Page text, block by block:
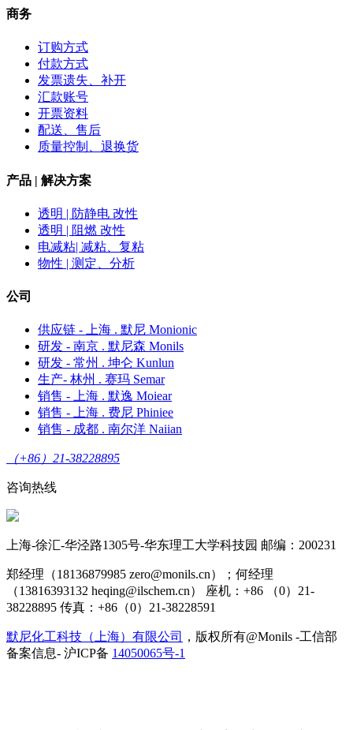
商务
订购方式
付款方式
发票遗失、补开
汇款账号
开票资料
配送、售后
质量控制、退换货
产品 | 解决方案
透明 | 防静电 改性
透明 | 阻燃 改性
电减粘| 减粘、复粘
物性 | 测定、分析
公司
供应链 - 上海 . 默尼 Monionic
研发 - 南京 . 默尼森 Monils
研发 - 常州 . 坤仑 Kunlun
生产- 林州 . 赛玛 Semar
销售 - 上海 . 默逸 Moiear
销售 - 上海 . 费尼 Phiniee
销售 - 成都 . 南尔洋 Naiian
（+86）21-38228895
咨询热线
上海-徐汇-华泾路1305号-华东理工大学科技园 邮编：200231
郑经理（18136879985 zero@monils.cn）；何经理
（13816393132 heqing@ilschem.cn） 座机：+86 （0）21-
38228895 传真：+86（0）21-38228591
默尼化工科技（上海）有限公司
，版权所有@Monils -工信部
备案信息- 沪ICP备 14050065号-1